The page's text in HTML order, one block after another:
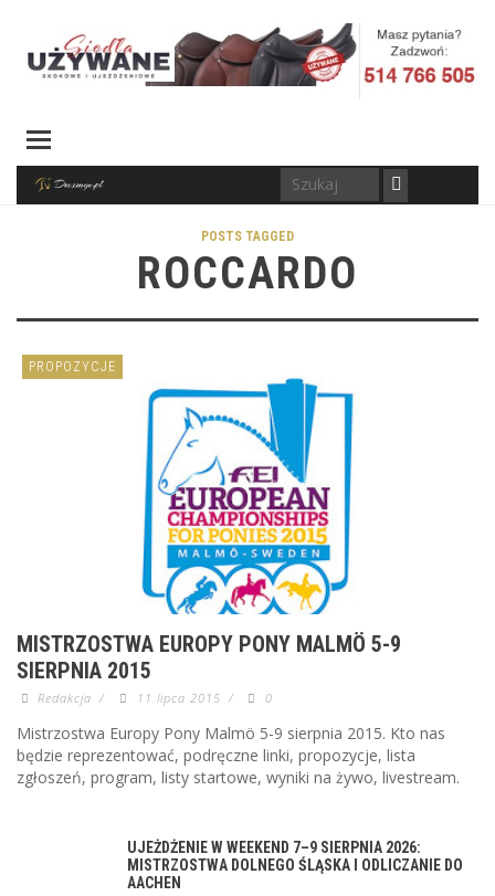
POSTS TAGGED
ROCCARDO
PROPOZYCJE
MISTRZOSTWA EUROPY PONY MALMÖ 5-9
SIERPNIA 2015
Redakcja / 11 lipca 2015 / 0
Mistrzostwa Europy Pony Malmö 5-9 sierpnia 2015. Kto nas
będzie reprezentować, podręczne linki, propozycje, lista
zgłoszeń, program, listy startowe, wyniki na żywo, livestream.
UJEŻDŻENIE W WEEKEND 7–9 SIERPNIA 2026:
MISTRZOSTWA DOLNEGO ŚLĄSKA I ODLICZANIE DO
AACHEN